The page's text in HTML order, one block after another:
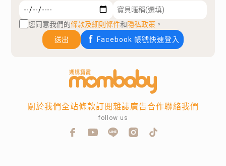
您同意我們的條款及細則條件和隱私政策 。
送出
Facebook 帳號快速登入
關於我們全站條款訂閱雜誌廣告合作聯絡我們
follow us